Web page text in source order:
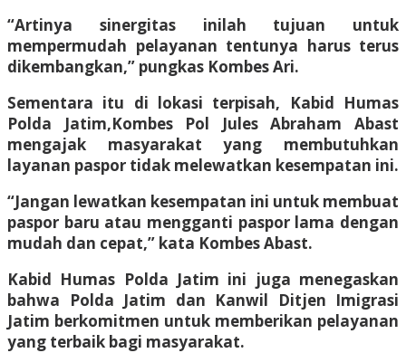
“Artinya sinergitas inilah tujuan untuk
mempermudah pelayanan tentunya harus terus
dikembangkan,” pungkas Kombes Ari.
Sementara itu di lokasi terpisah, Kabid Humas
Polda Jatim,Kombes Pol Jules Abraham Abast
mengajak masyarakat yang membutuhkan
layanan paspor tidak melewatkan kesempatan ini.
“Jangan lewatkan kesempatan ini untuk membuat
paspor baru atau mengganti paspor lama dengan
mudah dan cepat,” kata Kombes Abast.
Kabid Humas Polda Jatim ini juga menegaskan
bahwa Polda Jatim dan Kanwil Ditjen Imigrasi
Jatim berkomitmen untuk memberikan pelayanan
yang terbaik bagi masyarakat.